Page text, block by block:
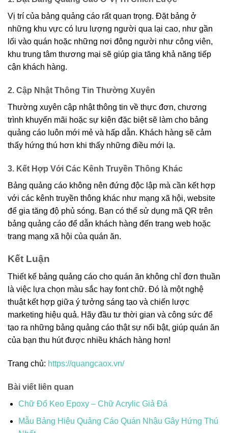
Vị trí của bảng quảng cáo rất quan trọng. Đặt bảng ở
những khu vực có lưu lượng người qua lại cao, như gần
lối vào quán hoặc những nơi đông người như công viên,
khu trung tâm thương mại sẽ giúp gia tăng khả năng tiếp
cận khách hàng.
2. Cập Nhật Thông Tin Thường Xuyên
Thường xuyên cập nhật thông tin về thực đơn, chương
trình khuyến mãi hoặc sự kiện đặc biệt sẽ làm cho bảng
quảng cáo luôn mới mẻ và hấp dẫn. Khách hàng sẽ cảm
thấy hứng thú hơn khi thấy những điều mới lạ.
3. Kết Hợp Với Các Kênh Truyền Thông Khác
Bảng quảng cáo không nên đứng độc lập mà cần kết hợp
với các kênh truyền thông khác như mạng xã hội, website
để gia tăng độ phủ sóng. Bạn có thể sử dụng mã QR trên
bảng quảng cáo để dẫn khách hàng đến trang web hoặc
trang mạng xã hội của quán ăn.
Kết Luận
Thiết kế bảng quảng cáo cho quán ăn không chỉ đơn thuần
là việc lựa chọn màu sắc hay font chữ. Đó là một nghệ
thuật kết hợp giữa ý tưởng sáng tạo và chiến lược
marketing hiệu quả. Hãy đầu tư thời gian và công sức để
tạo ra những bảng quảng cáo thật sự nổi bật, giúp quán ăn
của bạn thu hút được nhiều khách hàng hơn!
Trang chủ: https://quangcaox.vn/
Bài viết liên quan
Chữ Đổ Keo Epoxy – Chữ Acrylic Giả Đá
Mẫu Bảng Hiệu Quảng Cáo Quán Nhậu Gây Hứng Thú